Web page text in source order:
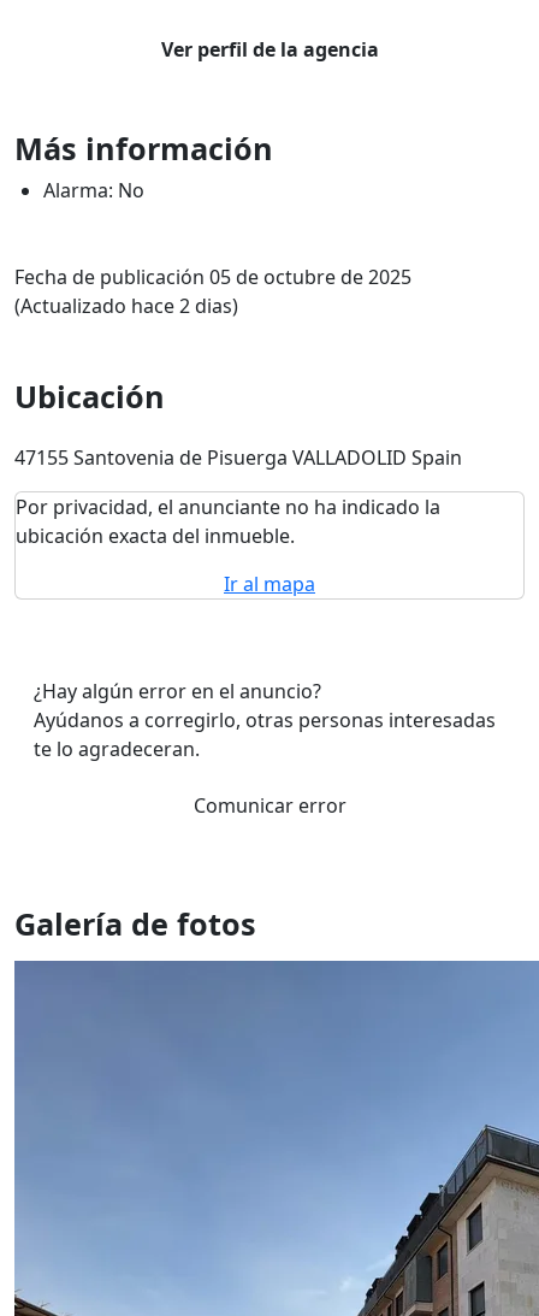
Ver perfil de la agencia
Más información
Alarma: No
Fecha de publicación 05 de octubre de 2025
(Actualizado hace 2 dias)
Ubicación
47155 Santovenia de Pisuerga VALLADOLID Spain
Por privacidad, el anunciante no ha indicado la
ubicación exacta del inmueble.
Ir al mapa
¿Hay algún error en el anuncio?
Ayúdanos a corregirlo, otras personas interesadas
te lo agradeceran.
Comunicar error
Galería de fotos